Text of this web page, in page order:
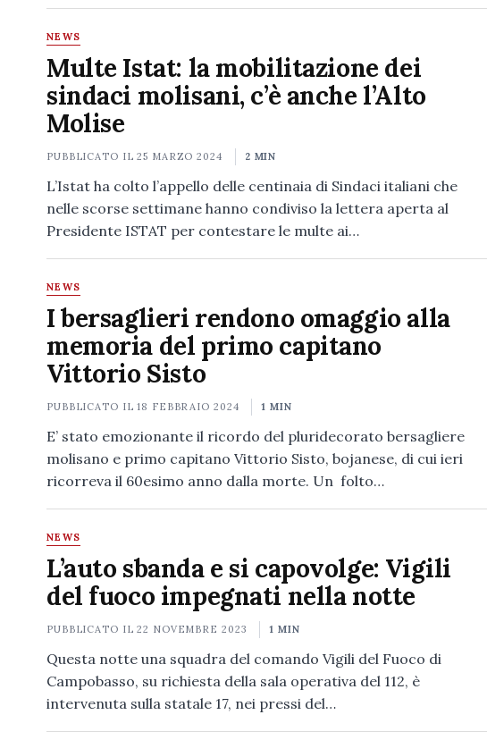
NEWS
Multe Istat: la mobilitazione dei
sindaci molisani, c’è anche l’Alto
Molise
PUBBLICATO IL25 MARZO 2024 2 MIN
L’Istat ha colto l’appello delle centinaia di Sindaci italiani che
nelle scorse settimane hanno condiviso la lettera aperta al
Presidente ISTAT per contestare le multe ai…
NEWS
I bersaglieri rendono omaggio alla
memoria del primo capitano
Vittorio Sisto
PUBBLICATO IL18 FEBBRAIO 2024 1 MIN
E’ stato emozionante il ricordo del pluridecorato bersagliere
molisano e primo capitano Vittorio Sisto, bojanese, di cui ieri
ricorreva il 60esimo anno dalla morte. Un folto…
NEWS
L’auto sbanda e si capovolge: Vigili
del fuoco impegnati nella notte
PUBBLICATO IL22 NOVEMBRE 2023 1 MIN
Questa notte una squadra del comando Vigili del Fuoco di
Campobasso, su richiesta della sala operativa del 112, è
intervenuta sulla statale 17, nei pressi del…